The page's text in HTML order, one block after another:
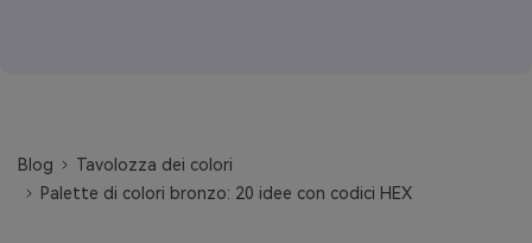
Blog
Tavolozza dei colori
Palette di colori bronzo: 20 idee con codici HEX